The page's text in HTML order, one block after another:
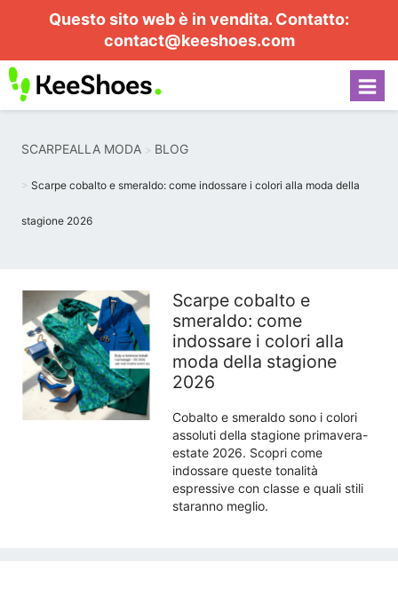
Questo sito web è in vendita. Contatto:
contact@keeshoes.com
SCARPEALLA MODA BLOG
Scarpe cobalto e smeraldo: come indossare i colori alla moda della
stagione 2026
Scarpe cobalto e
smeraldo: come
indossare i colori alla
moda della stagione
2026
Cobalto e smeraldo sono i colori
assoluti della stagione primavera-
estate 2026. Scopri come
indossare queste tonalità
espressive con classe e quali stili
staranno meglio.